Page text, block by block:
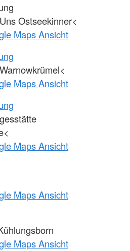
Ostseekinner<
Maps Ansicht
Maps Ansicht
Maps Ansicht
Maps Ansicht
Maps Ansicht